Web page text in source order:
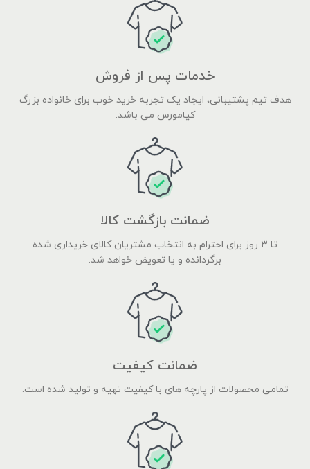
خدمات پس از فروش
هدف تیم پشتیبانی، ایجاد یک تجربه خرید خوب برای خانواده بزرگ
کیامورس می باشد.
ضمانت بازگشت کالا
تا ۳ روز برای احترام به انتخاب مشتریان کالای خریداری شده
برگردانده و یا تعویض خواهد شد.
ضمانت کیفیت
تمامی محصولات از پارچه های با کیفیت تهیه و تولید شده است.